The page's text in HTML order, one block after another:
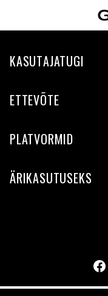
KASUTAJATUGI
ETTEVÕTE
PLATVORMID
ÄRIKASUTUSEKS